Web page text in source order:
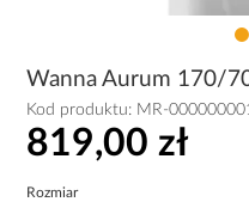
Wanna Aurum 170/
Kod produktu: MR-
819,00 zł
Rozmiar